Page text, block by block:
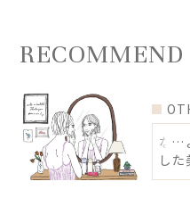
RECOMMEND
なに
し
こと